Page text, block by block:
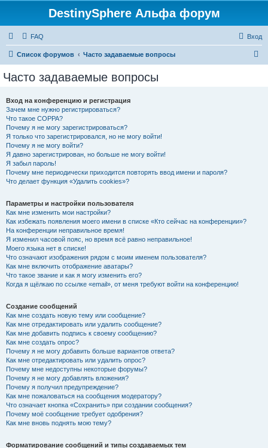
DestinySphere Альфа форум
FAQ Вход
Список форумов Часто задаваемые вопросы
Часто задаваемые вопросы
Вход на конференцию и регистрация
Зачем мне нужно регистрироваться?
Что такое COPPA?
Почему я не могу зарегистрироваться?
Я только что зарегистрировался, но не могу войти!
Почему я не могу войти?
Я давно зарегистрирован, но больше не могу войти!
Я забыл пароль!
Почему мне периодически приходится повторять ввод имени и пароля?
Что делает функция «Удалить cookies»?
Параметры и настройки пользователя
Как мне изменить мои настройки?
Как избежать появления моего имени в списке «Кто сейчас на конференции»?
На конференции неправильное время!
Я изменил часовой пояс, но время всё равно неправильное!
Моего языка нет в списке!
Что означают изображения рядом с моим именем пользователя?
Как мне включить отображение аватары?
Что такое звание и как я могу изменить его?
Когда я щёлкаю по ссылке «email», от меня требуют войти на конференцию!
Создание сообщений
Как мне создать новую тему или сообщение?
Как мне отредактировать или удалить сообщение?
Как мне добавить подпись к своему сообщению?
Как мне создать опрос?
Почему я не могу добавить больше вариантов ответа?
Как мне отредактировать или удалить опрос?
Почему мне недоступны некоторые форумы?
Почему я не могу добавлять вложения?
Почему я получил предупреждение?
Как мне пожаловаться на сообщения модератору?
Что означает кнопка «Сохранить» при создании сообщения?
Почему моё сообщение требует одобрения?
Как мне вновь поднять мою тему?
Форматирование сообщений и типы создаваемых тем